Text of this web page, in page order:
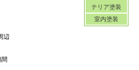
テリア塗装
室内塗装
辺